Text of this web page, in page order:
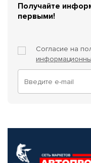
Получайте
первыми!
Согласие на